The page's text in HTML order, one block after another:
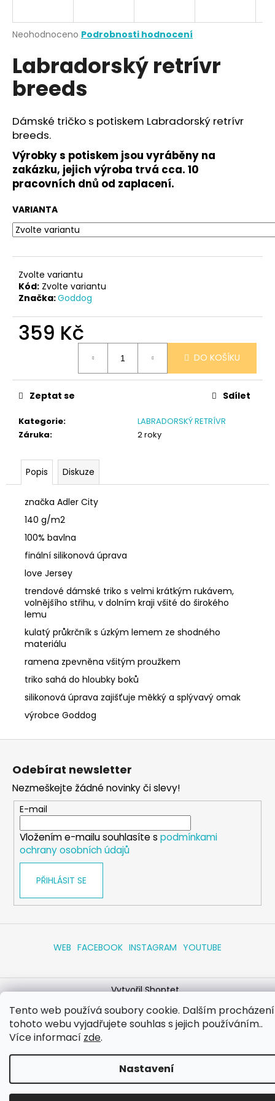
Tento web používá soubory cookie. Dalším
tohoto webu vyjadřujete souhlas s jejich používáním..
Více informací zde.
Nastavení
Průměrné
produktu
je
0,0
hvězdiček.
Neohodnoceno Podrobnosti hodnocení
Labradorský retrívr
breeds
Dámské tričko s potiskem Labradorský retrívr
breeds.
Výrobky s potiskem jsou vyráběny na
zakázku, jejich výroba trvá cca. 10
pracovních dnů od zaplacení.
VARIANTA
Zvolte variantu
Kód: Zvolte variantu
Značka:Goddog
359 Kč
DO KOŠÍKU
Kategorie:
LABRADORSKÝ RETRÍVR
Záruka: 2 roky
Zeptat se Sdílet
Popis Diskuze
značka Adler City
140 g/m2
100% bavlna
finální silikonová úprava
love Jersey
trendové dámské triko s velmi krátkým rukávem,
volnějšího střihu, v dolním kraji všité do širokého
lemu
kulatý průkrčník s úzkým lemem ze shodného
materiálu
ramena zpevněna všitým proužkem
triko sahá do hloubky boků
silikonová úprava zajišťuje měkký a splývavý omak
výrobce Goddog
j
t
?
D
o
p
o
č
u
e
m
NÁRAMEK
TLAPKA
159
Kč
Z
Odebírat newsletter
Nezmeškejte žádné novinky či slevy!
E-mail
Vložením e-mailu souhlasíte s podmínkami
ochrany osobních údajů
PŘIHLÁSIT SE
WEB FACEBOOK INSTAGRAM YOUTUBE
Vytvořil Shoptet
Copyright 2026eshop.dog-point. Všechna práva
vyhrazena.Upravit nastavení cookies